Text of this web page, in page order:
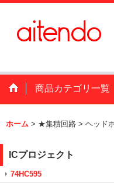
商品カテゴリ一覧
ホーム > ★集積回路 > ヘッド
ICプロジェクト
74HC595